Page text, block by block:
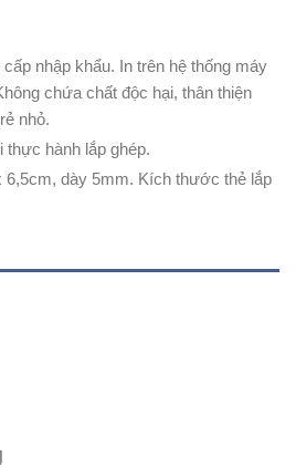
nhập khẩu. In trên hệ thống máy
chứa chất độc hại, thân thiện
nhỏ.
thực hành lắp ghép.
dày 5mm. Kích thước thẻ lắp